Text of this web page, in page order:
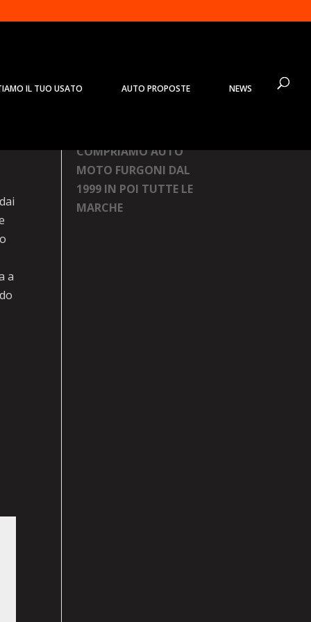
IL TUO USATO AUTO PROPOSTE NEWS
a
COMPRIAMO AUTO
MOTO FURGONI DAL
1999 IN POI TUTTE LE
MARCHE